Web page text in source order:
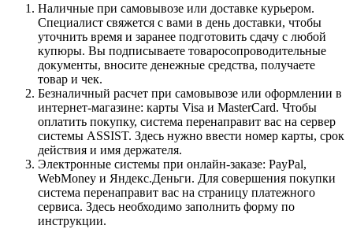
Наличные при самовывозе или доставке курьером.
Специалист свяжется с вами в день доставки, чтобы
уточнить время и заранее подготовить сдачу с любой
купюры. Вы подписываете товаросопроводительные
документы, вносите денежные средства, получаете
товар и чек.
Безналичный расчет при самовывозе или оформлении в
интернет-магазине: карты Visa и MasterCard. Чтобы
оплатить покупку, система перенаправит вас на сервер
системы ASSIST. Здесь нужно ввести номер карты, срок
действия и имя держателя.
Электронные системы при онлайн-заказе: PayPal,
WebMoney и Яндекс.Деньги. Для совершения покупки
система перенаправит вас на страницу платежного
сервиса. Здесь необходимо заполнить форму по
инструкции.